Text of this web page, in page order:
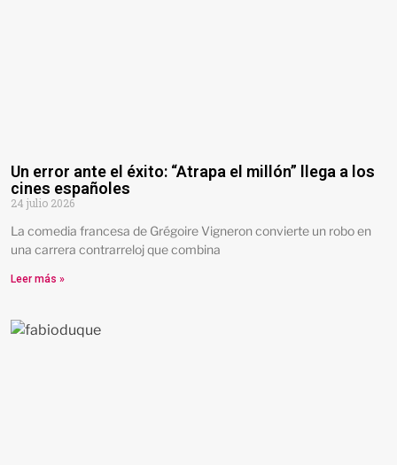
Un error ante el éxito: “Atrapa el millón” llega a los
cines españoles
24 julio 2026
La comedia francesa de Grégoire Vigneron convierte un robo en
una carrera contrarreloj que combina
Leer más »